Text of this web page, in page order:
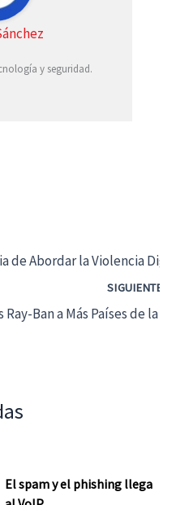
y seguridad.
de Abordar la Violencia
SIGUIENTE
Ban a Más Países de la
El spam y el phishing llega